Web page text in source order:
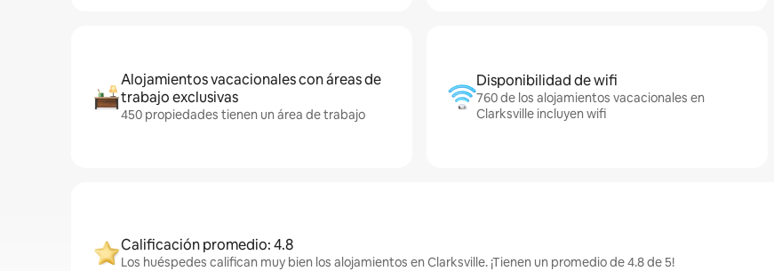
Alojamientos vacacionales con áreas de
trabajo exclusivas
450 propiedades tienen un área de trabajo
Disponibilidad de wifi
760 de los alojamientos vacacionales en
Clarksville incluyen wifi
Calificación promedio: 4.8
Los huéspedes califican muy bien los alojamientos en Clarksville. ¡Tienen un promedio de 4.8 de 5!